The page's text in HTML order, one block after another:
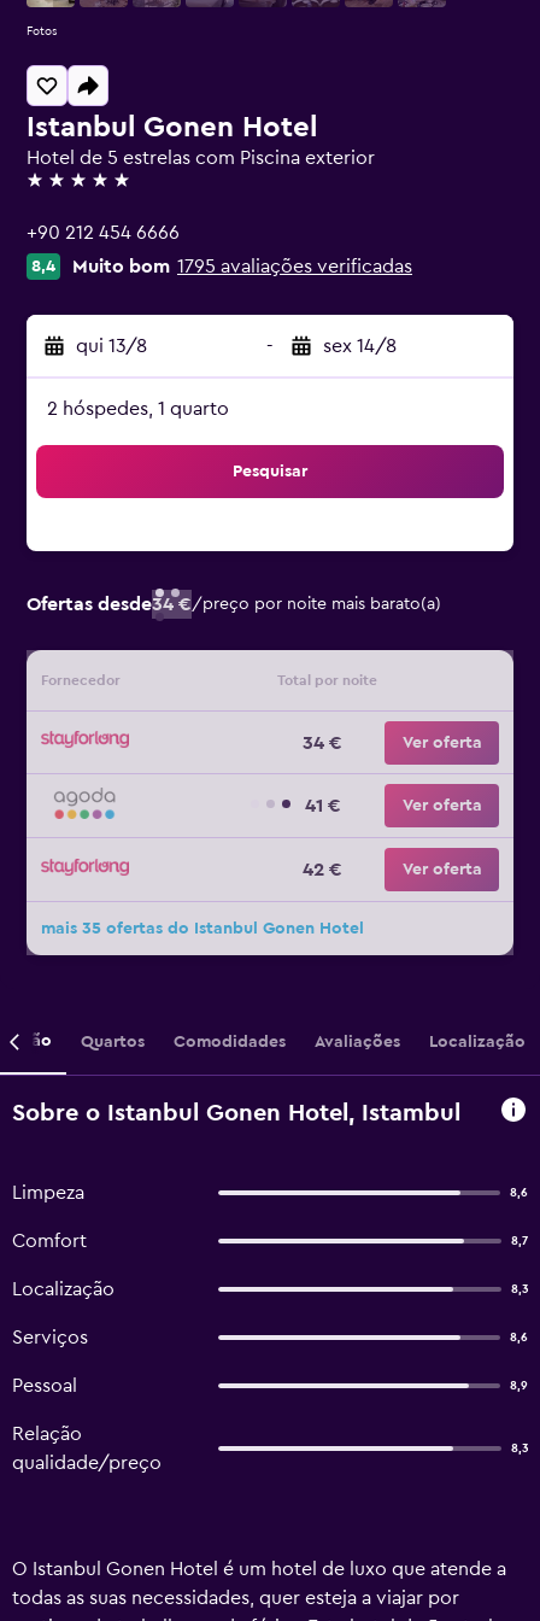
Istanbul Gonen Hotel
Hotel de 5 estrelas com Piscina exterior
5 estrelas
+90 212 454 6666
8,4 Muito bom 1795 avaliações verificadas
qui 13/8 - sex 14/8
2 hóspedes, 1 quarto
Pesquisar
Ofertas desde34 €/preço por noite mais barato(a)
Fornecedor Total por noite
34 € Ver oferta
41 € Ver oferta
42 € Ver oferta
mais 35 ofertas do Istanbul Gonen Hotel
Fotos
Quartos Comodidades Avaliações Localização
Sobre o Istanbul Gonen Hotel, Istambul
Limpeza 8,6
Comfort 8,7
Localização 8,3
Serviços 8,6
Pessoal 8,9
Relação
qualidade/preço
8,3
O Istanbul Gonen Hotel é um hotel de luxo que atende a
todas as suas necessidades, quer esteja a viajar por